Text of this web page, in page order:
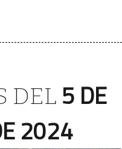
DEL 5 DE
2024